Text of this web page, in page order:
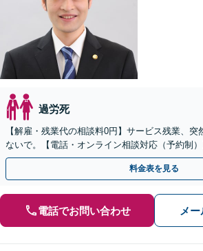
過労死
【解雇・残業代の相談料0円】サービス残業、突
ないで。【電話・オンライン相談対応（予約制）
料金表を見る
電話でお問い合わせ メ